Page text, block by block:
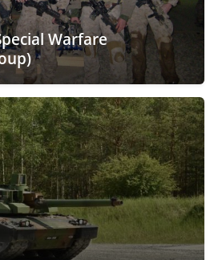
Warfare